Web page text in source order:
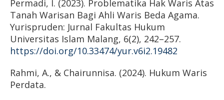
Permadi, I. (2023). Problematika Hak Waris Atas
Tanah Warisan Bagi Ahli Waris Beda Agama.
Yurispruden: Jurnal Fakultas Hukum
Universitas Islam Malang, 6(2), 242–257.
https://doi.org/10.33474/yur.v6i2.19482
Rahmi, A., & Chairunnisa. (2024). Hukum Waris
Perdata.